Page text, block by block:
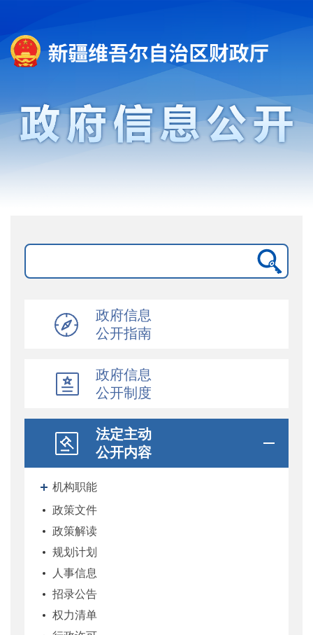
政府信息
公开指南
政府信息
公开制度
法定主动
公开内容
机构职能
政策文件
政策解读
规划计划
人事信息
招录公告
权力清单